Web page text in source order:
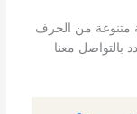
متنوعة من الحرف
بالتواصل معنا